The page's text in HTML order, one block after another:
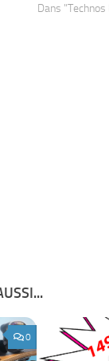
Dans
0